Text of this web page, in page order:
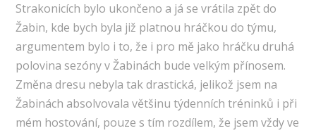
Strakonicích bylo ukončeno a já se vrátila zpět do
Žabin, kde bych byla již platnou hráčkou do týmu,
argumentem bylo i to, že i pro mě jako hráčku druhá
polovina sezóny v Žabinách bude velkým přínosem.
Změna dresu nebyla tak drastická, jelikož jsem na
Žabinách absolvovala většinu týdenních tréninků i při
mém hostování, pouze s tím rozdílem, že jsem vždy ve